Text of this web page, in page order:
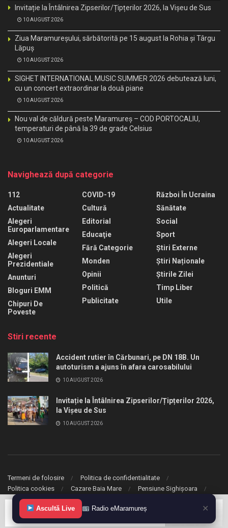
Invitație la Întâlnirea Zipserilor/Țipțerilor 2026, la Vișeu de Sus
10 AUGUST 2026
Ziua Maramureșului, sărbătorită pe 15 august la Rohia și Târgu
Lăpuș
10 AUGUST 2026
SIGHET INTERNATIONAL MUSIC SUMMER 2026 debutează luni,
cu un concert extraordinar la două piane
10 AUGUST 2026
Nou val de căldură peste Maramureș – COD PORTOCALIU,
temperaturi de până la 39 de grade Celsius
10 AUGUST 2026
Navighează după categorie
112
Actualitate
Alegeri
Europarlamentare
Alegeri Locale
Alegeri
Prezidentiale
Anunturi
Bloguri EMM
Chipuri De
Poveste
COVID-19
Cultură
Editorial
Educaţie
Fără Categorie
Monden
Opinii
Politică
Publicitate
Război În Ucraina
Sănătate
Social
Sport
Știri Externe
Știri Naționale
Știrile Zilei
Timp Liber
Utile
Stiri recente
Accident rutier în Cărbunari, pe DN 18B. Un
autoturism a ajuns în afara carosabilului
10 AUGUST 2026
Invitație la Întâlnirea Zipserilor/Țipțerilor 2026,
la Vișeu de Sus
10 AUGUST 2026
Termeni de folosire
Politica de confidentialitate
Politica cookies
Cazare Baia Mare Pensiune Sighișoara
© 2020 eMaramures. Toate drepturile rezervate.
Ascultă Live Radio eMaramureș ✕